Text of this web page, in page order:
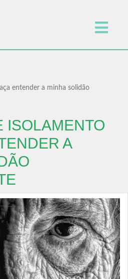
entender a minha solidão
ISOLAMENTO
A